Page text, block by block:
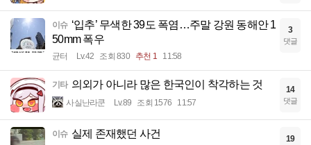
이슈 ‘입추’ 무색한 39도 폭염…주말 강원 동해안 1
50mm 폭우
균터 Lv.42 조회 830 추천 1 11:58
3
댓글
기타 의외가 아니라 많은 한국인이 착각하는 것
사실난라쿤 Lv.89 조회 1576 11:57
14
댓글
이슈 실제 존재했던 사건 19